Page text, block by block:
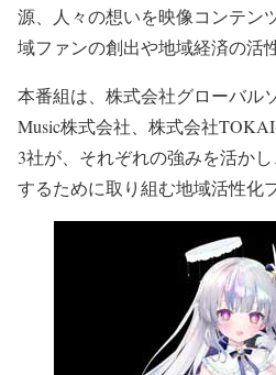
源、人々の想いを映像コンテン
域ファンの創出や地域経済の活
本番組は、株式会社グローバル
Music株式会社、株式会社
3社が、それぞれの強みを活か
するために取り組む地域活性化